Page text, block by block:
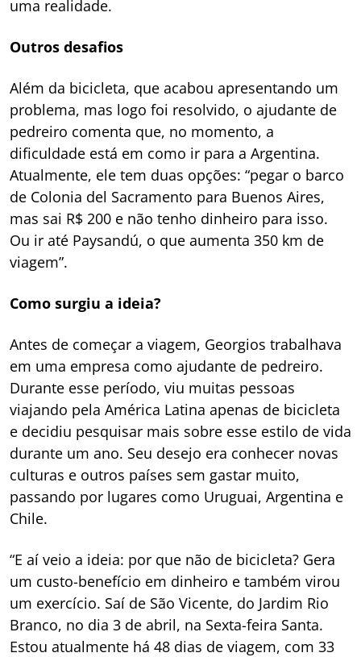
uma realidade.
Outros desafios
Além da bicicleta, que acabou apresentando um
problema, mas logo foi resolvido, o ajudante de
pedreiro comenta que, no momento, a
dificuldade está em como ir para a Argentina.
Atualmente, ele tem duas opções: “pegar o barco
de Colonia del Sacramento para Buenos Aires,
mas sai R$ 200 e não tenho dinheiro para isso.
Ou ir até Paysandú, o que aumenta 350 km de
viagem”.
Como surgiu a ideia?
Antes de começar a viagem, Georgios trabalhava
em uma empresa como ajudante de pedreiro.
Durante esse período, viu muitas pessoas
viajando pela América Latina apenas de bicicleta
e decidiu pesquisar mais sobre esse estilo de vida
durante um ano. Seu desejo era conhecer novas
culturas e outros países sem gastar muito,
passando por lugares como Uruguai, Argentina e
Chile.
“E aí veio a ideia: por que não de bicicleta? Gera
um custo-benefício em dinheiro e também virou
um exercício. Saí de São Vicente, do Jardim Rio
Branco, no dia 3 de abril, na Sexta-feira Santa.
Estou atualmente há 48 dias de viagem, com 33